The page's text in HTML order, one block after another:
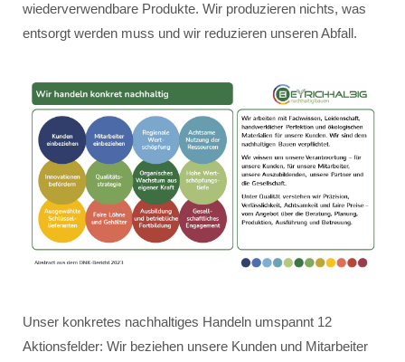
wiederverwendbare Produkte. Wir produzieren nichts, was
entsorgt werden muss und wir reduzieren unseren Abfall.
Unser konkretes nachhaltiges Handeln umspannt 12
Aktionsfelder: Wir beziehen unsere Kunden und Mitarbeiter